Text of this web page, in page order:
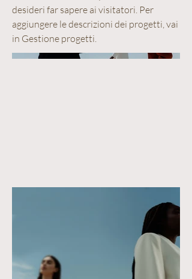
desideri far sapere ai visitatori. Per
aggiungere le descrizioni dei progetti, vai
in Gestione progetti.